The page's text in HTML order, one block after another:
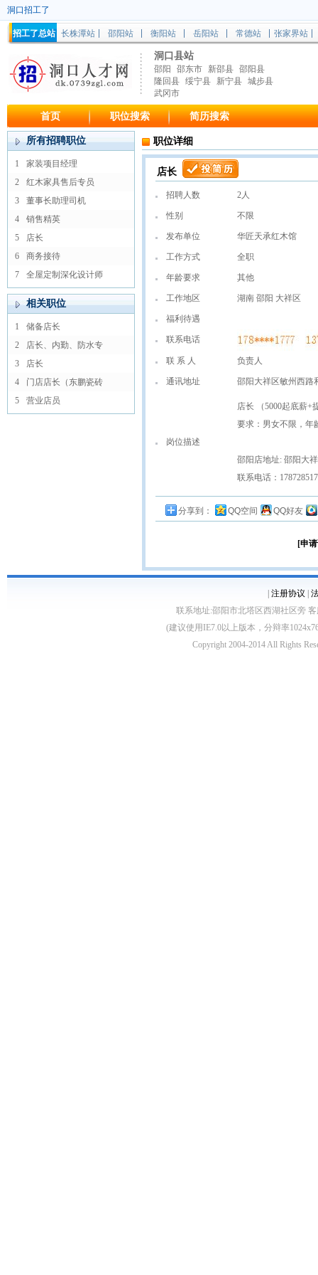
洞口招工了
招工了总站 长株潭站 邵阳站 衡阳站 岳阳站 常德站 张家界站
洞口县站
邵阳 邵东市 新邵县 邵阳县
隆回县 绥宁县 新宁县 城步县
武冈市
首页 职位搜索 简历搜索
所有招聘职位
1
家装项目经理
2
红木家具售后专员
3
董事长助理司机
4
销售精英
5
店长
6
商务接待
7
全屋定制深化设计师
相关职位
1
储备店长
2
店长、内勤、防水专
3
店长
4
门店店长（东鹏瓷砖
5
营业店员
职位详细
店长
招聘人数 2人
性别 不限
发布单位 华匠天承红木馆
工作方式 全职
年龄要求 其他
工作地区 湖南 邵阳 大祥区
福利待遇
联系电话
联 系 人 负责人
通讯地址 邵阳大祥区敏州西路
岗位描述
店长 （5000起底薪+
要求：男女不限，年
邵阳店地址: 邵阳大
联系电话：
分享到： QQ空间 QQ好友
[申
注册协议
联系地址:邵阳市北塔区西湖社区旁 客
(建议使用IE7.0以上版本，分辩率
Copyright 2004-2014 All Rights